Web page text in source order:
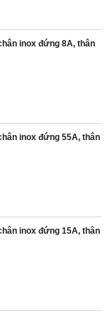
inox đứng 8A, thân
inox đứng 55A, thân
inox đứng 15A, thân